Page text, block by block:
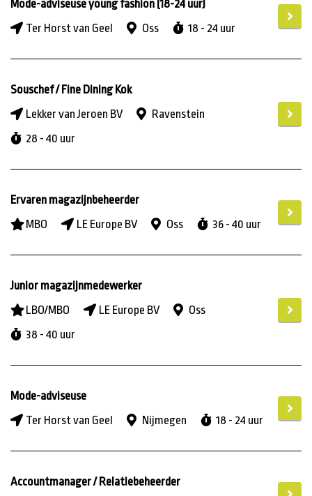
HBO
MBO+
MBO
Mode-adviseuse young fashion (18-24 uur)
Ter Horst van Geel
Oss 18 - 24 uur
Souschef / Fine Dining Kok
Lekker van Jeroen BV
Ravenstein
28 - 40 uur
Ervaren magazijnbeheerder
MBO
LE Europe BV Oss 36 - 40 uur
Junior magazijnmedewerker
LBO/MBO
LE Europe BV
Oss
38 - 40 uur
Mode-adviseuse
Ter Horst van Geel
Nijmegen 18 - 24 uur
Accountmanager / Relatiebeheerder